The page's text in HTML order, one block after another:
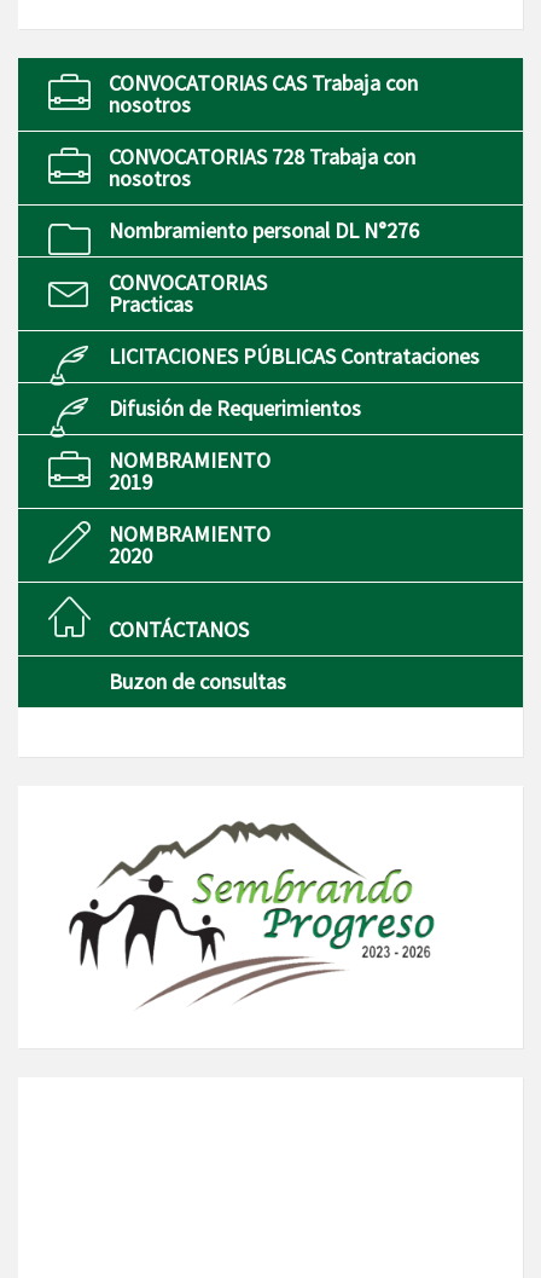
CONVOCATORIAS CAS Trabaja con
nosotros
CONVOCATORIAS 728 Trabaja con
nosotros
Nombramiento personal DL N°276
CONVOCATORIAS
Practicas
LICITACIONES PÚBLICAS Contrataciones
Difusión de Requerimientos
NOMBRAMIENTO
2019
NOMBRAMIENTO
2020
CONTÁCTANOS
Buzon de consultas